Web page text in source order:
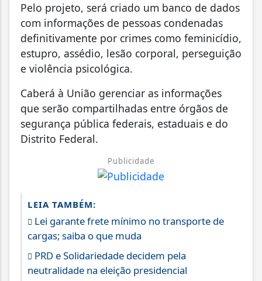
Pelo projeto, será criado um banco de dados
com informações de pessoas condenadas
definitivamente por crimes como feminicídio,
estupro, assédio, lesão corporal, perseguição
e violência psicológica.
Caberá à União gerenciar as informações
que serão compartilhadas entre órgãos de
segurança pública federais, estaduais e do
Distrito Federal.
Publicidade
LEIA TAMBÉM:
Lei garante frete mínimo no transporte de
cargas; saiba o que muda
PRD e Solidariedade decidem pela
neutralidade na eleição presidencial